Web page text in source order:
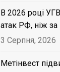
В 2026 році
атак РФ, ніж
3 Серпня, 2026
Метінвест